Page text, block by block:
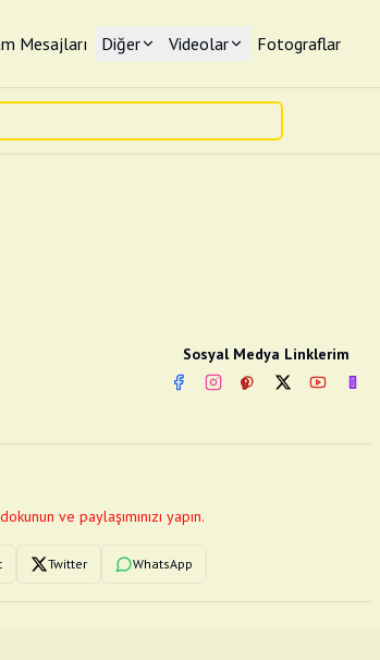
Mesajları Diğer Videolar Fotograflar
Sosyal Medya Linklerim
FacebookInstagram
PinterestTwitterYouTube
ve paylaşımınızı yapın.
Twitter WhatsApp